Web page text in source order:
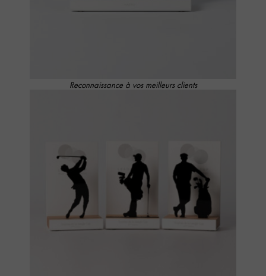
Reconnaissance à vos meilleurs clients